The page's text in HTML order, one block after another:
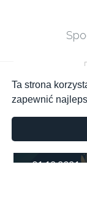
Ta strona
zapewnić
Taipei Game
2022
01.12.2021